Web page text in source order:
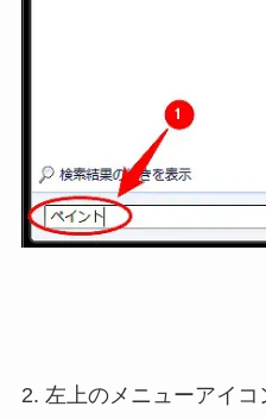
2. 左上のメニューアイコ